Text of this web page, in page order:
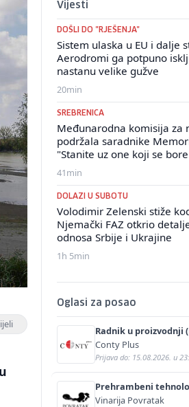
Vijesti
DOŠLI DO "RJEŠENJA"
Sistem ulaska u EU i dalje
Aerodromi ga potpuno
nastanu velike gužve
20min
SREBRENICA
Međunarodna komisija za
podržala saradnike
"Stanite uz one koji se
41min
DOLAZI U SUBOTU
Volodimir Zelenski stiže
Njemački FAZ otkrio
odnosa Srbije i Ukrajine
1h 5min
Oglasi za posao
Radnik u proizvodnji
Conty Plus
Prijava do: 15.08.2026. u
Prehrambeni
Vinarija Povratak